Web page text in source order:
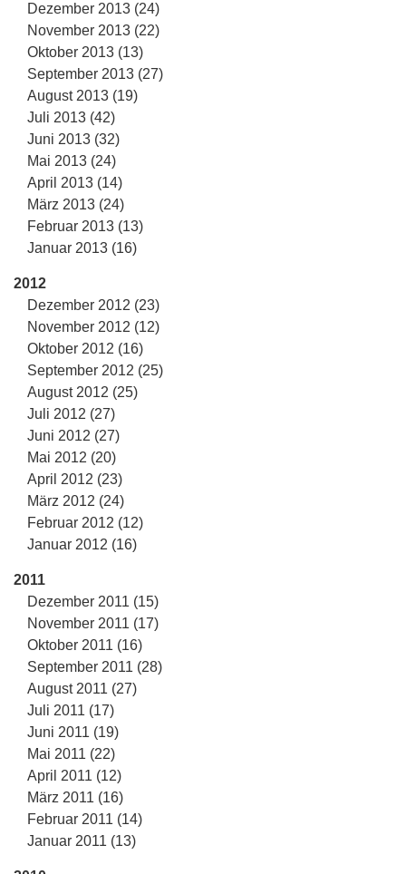
Dezember 2013 (24)
November 2013 (22)
Oktober 2013 (13)
September 2013 (27)
August 2013 (19)
Juli 2013 (42)
Juni 2013 (32)
Mai 2013 (24)
April 2013 (14)
März 2013 (24)
Februar 2013 (13)
Januar 2013 (16)
2012
Dezember 2012 (23)
November 2012 (12)
Oktober 2012 (16)
September 2012 (25)
August 2012 (25)
Juli 2012 (27)
Juni 2012 (27)
Mai 2012 (20)
April 2012 (23)
März 2012 (24)
Februar 2012 (12)
Januar 2012 (16)
2011
Dezember 2011 (15)
November 2011 (17)
Oktober 2011 (16)
September 2011 (28)
August 2011 (27)
Juli 2011 (17)
Juni 2011 (19)
Mai 2011 (22)
April 2011 (12)
März 2011 (16)
Februar 2011 (14)
Januar 2011 (13)